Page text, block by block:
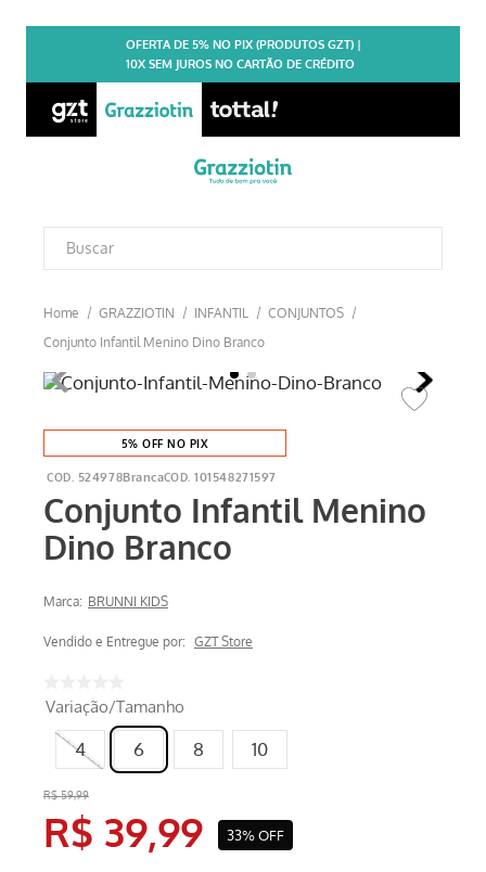
OFERTA DE 5% NO PIX (PRODUTOS GZT) |
10X SEM JUROS NO CARTÃO DE CRÉDITO
GRAZZIOTIN INFANTIL
CONJUNTOS
Conjunto Infantil Menino Dino Branco
5% OFF NO PIX
524978Branca 101548271597
Conjunto Infantil Menino
Dino Branco
Marca: BRUNNI KIDS
Vendido e Entregue por: GZT Store
Variação/Tamanho
4 6 8 10
R$ 59,99
R$ 39,99 33%OFF